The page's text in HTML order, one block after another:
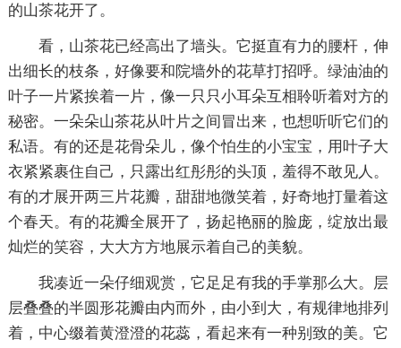
的山茶花开了。
看，山茶花已经高出了墙头。它挺直有力的腰杆，伸
出细长的枝条，好像要和院墙外的花草打招呼。绿油油的
叶子一片紧挨着一片，像一只只小耳朵互相聆听着对方的
秘密。一朵朵山茶花从叶片之间冒出来，也想听听它们的
私语。有的还是花骨朵儿，像个怕生的小宝宝，用叶子大
衣紧紧裹住自己，只露出红彤彤的头顶，羞得不敢见人。
有的才展开两三片花瓣，甜甜地微笑着，好奇地打量着这
个春天。有的花瓣全展开了，扬起艳丽的脸庞，绽放出最
灿烂的笑容，大大方方地展示着自己的美貌。
我凑近一朵仔细观赏，它足足有我的手掌那么大。层
层叠叠的半圆形花瓣由内而外，由小到大，有规律地排列
着，中心缀着黄澄澄的花蕊，看起来有一种别致的美。它